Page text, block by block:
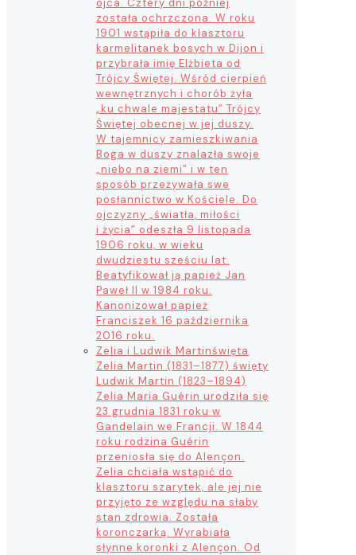
została ochrzczona. W roku
1901 wstąpiła do klasztoru
karmelitanek bosych w Dijon i
przybrała imię Elżbieta od
Trójcy Świętej. Wśród cierpień
wewnętrznych i chorób żyła
„ku chwale majestatu” Trójcy
Świętej obecnej w jej duszy.
W tajemnicy zamieszkiwania
Boga w duszy znalazła swoje
„niebo na ziemi” i w ten
sposób przeżywała swe
posłannictwo w Kościele. Do
ojczyzny „światła, miłości
i życia” odeszła 9 listopada
1906 roku, w wieku
dwudziestu sześciu lat.
Beatyfikował ją papież Jan
Paweł II w 1984 roku.
Kanonizował papież
Franciszek 16 października
2016 roku.
Zelia i Ludwik Martinświęta
Zelia Martin (1831–1877) święty
Ludwik Martin (1823–1894)
Zelia Maria Guérin urodziła się
23 grudnia 1831 roku w
Gandelain we Francji. W 1844
roku rodzina Guérin
przeniosła się do Alençon.
Zelia chciała wstąpić do
klasztoru szarytek, ale jej nie
przyjęto ze względu na słaby
stan zdrowia. Została
koronczarką. Wyrabiała
słynne koronki z Alençon. Od